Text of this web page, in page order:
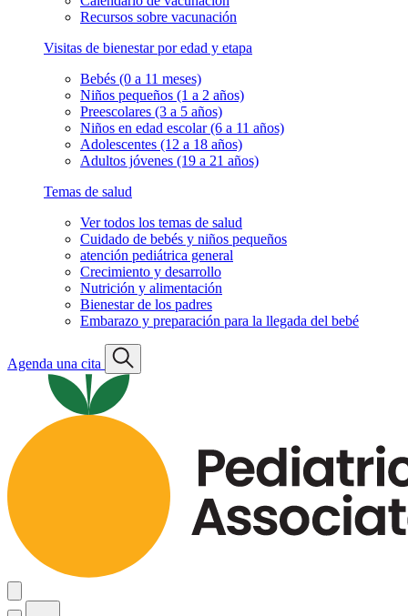
Recursos sobre vacunación
Visitas de bienestar por edad y etapa
Bebés (0 a 11 meses)
Niños pequeños (1 a 2 años)
Preescolares (3 a 5 años)
Niños en edad escolar (6 a 11 años)
Adolescentes (12 a 18 años)
Adultos jóvenes (19 a 21 años)
Temas de salud
Ver todos los temas de salud
Cuidado de bebés y niños pequeños
atención pediátrica general
Crecimiento y desarrollo
Nutrición y alimentación
Bienestar de los padres
Embarazo y preparación para la llegada del bebé
Agenda una cita